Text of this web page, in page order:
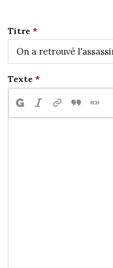
Titre
Texte